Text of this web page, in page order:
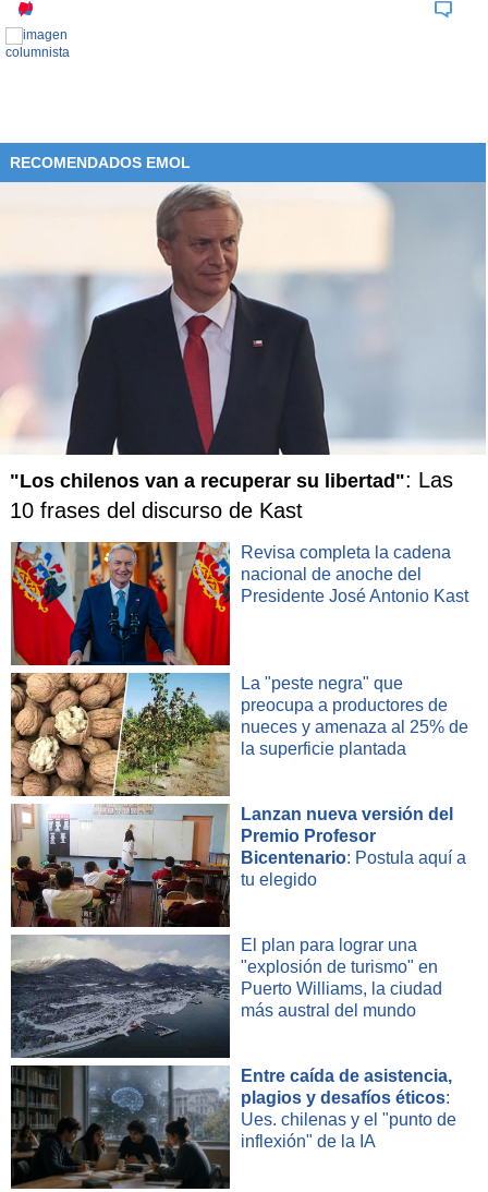
RECOMENDADOS EMOL
"Los chilenos van a recuperar su libertad": Las
10 frases del discurso de Kast
Revisa completa la cadena
nacional de anoche del
Presidente José Antonio Kast
La "peste negra" que
preocupa a productores de
nueces y amenaza al 25% de
la superficie plantada
Lanzan nueva versión del
Premio Profesor
Bicentenario: Postula aquí a
tu elegido
El plan para lograr una
"explosión de turismo" en
Puerto Williams, la ciudad
más austral del mundo
Entre caída de asistencia,
plagios y desafíos éticos:
Ues. chilenas y el "punto de
inflexión" de la IA